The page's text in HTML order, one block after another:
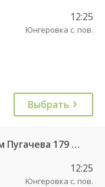
12:25
Юнгеровка с. пов.
Выбрать
Саратов АВ Центральный ул им Пугачева 179 А — Балашов (Привокзальная площадь 7) 603-1
12:25
Юнгеровка с. пов.